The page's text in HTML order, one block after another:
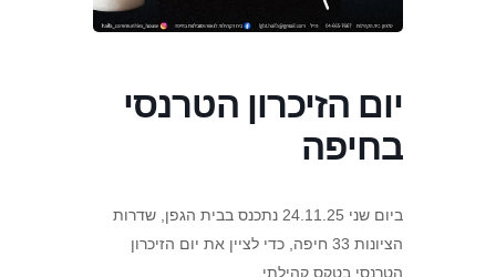
יום הזיכרון הטרנסי
בחיפה
ביום שני 24.11.25 נתכנס בבית הגפן, שדרות
הציונות 33 חיפה, כדי לציין את יום הזיכרון
הטרנסי בטקס קהילתי.